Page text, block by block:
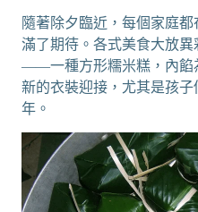
隨著除夕臨近，每個家庭
滿了期待。各式美食大放異
——一種方形糯米糕，內餡
新的衣裝迎接，尤其是孩
年。